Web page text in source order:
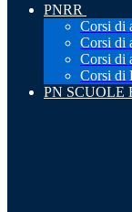
PNRR
Corsi di
Corsi di
Corsi di
Corsi di
PN SCUOLE